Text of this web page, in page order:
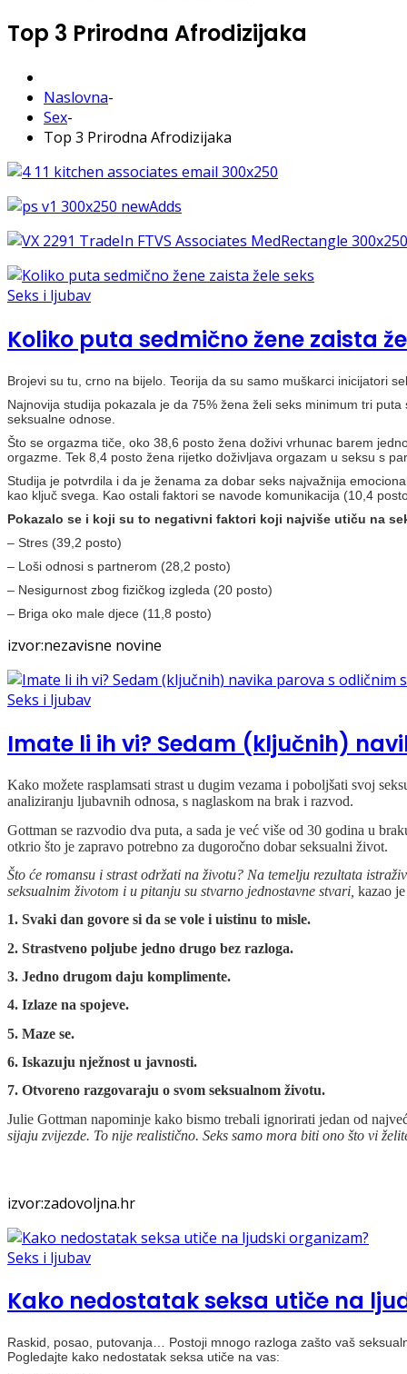
Top 3 Prirodna Afrodizijaka
Naslovna-
Sex-
Top 3 Prirodna Afrodizijaka
Seks i ljubav
Koliko puta sedmično žene zaista
Brojevi su tu, crno na bijelo. Teorija da su samo muškarci inicijatori
Najnovija studija pokazala je da 75% žena želi seks minimum tri
seksualne odnose.
Što se orgazma tiče, oko 38,6 posto žena doživi vrhunac barem
orgazme. Tek 8,4 posto žena rijetko doživljava orgazam u seksu s
Studija je potvrdila i da je ženama za dobar seks najvažnija
kao ključ svega. Kao ostali faktori se navode komunikacija (10,4
Pokazalo se i koji su to negativni faktori koji najviše utiču na
– Stres (39,2 posto)
– Loši odnosi s partnerom (28,2 posto)
– Nesigurnost zbog fizičkog izgleda (20 posto)
– Briga oko male djece (11,8 posto)
izvor:nezavisne novine
Seks i ljubav
Imate li ih vi? Sedam (ključnih)
Kako možete rasplamsati strast u dugim vezama i poboljšati svoj
analiziranju ljubavnih odnosa, s naglaskom na brak i razvod.
Gottman se razvodio dva puta, a sada je već više od 30 godina u
otkrio što je zapravo potrebno za dugoročno dobar seksualni život.
Što će romansu i strast održati na životu? Na temelju rezultata
seksualnim životom i u pitanju su stvarno jednostavne stvari, kazao
1. Svaki dan govore si da se vole i uistinu to misle.
2. Strastveno poljube jedno drugo bez razloga.
3. Jedno drugom daju komplimente.
4. Izlaze na spojeve.
5. Maze se.
6. Iskazuju nježnost u javnosti.
7. Otvoreno razgovaraju o svom seksualnom životu.
Julie Gottman napominje kako bismo trebali ignorirati jedan od
sijaju zvijezde. To nije realistično. Seks samo mora biti ono što vi
izvor:zadovoljna.hr
Seks i ljubav
Kako nedostatak seksa utiče na
Raskid, posao, putovanja… Postoji mnogo razloga zašto vaš
Pogledajte kako nedostatak seksa utiče na vas: